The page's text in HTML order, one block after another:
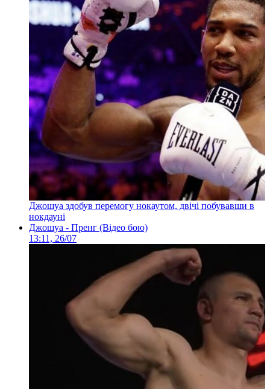
Джошуа здобув перемогу нокаутом, двічі побувавши в
нокдауні
Джошуа - Пренг (Відео бою)
13:11, 26/07